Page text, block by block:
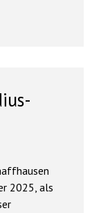
2025, als